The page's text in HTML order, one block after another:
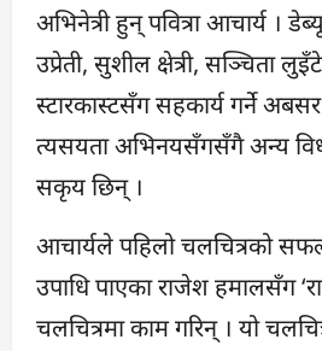
अभिनेत्री हुन् पवित्रा आचार्य ।
उप्रेती, सुशील क्षेत्री, सञ्चिता
स्टारकास्टसँग सहकार्य गर्ने
त्यसयता अभिनयसँगसँगै अन्य
सकृय छिन् ।
आचार्यले पहिलो चलचित्रको
उपाधि पाएका राजेश हमालसँग
चलचित्रमा काम गरिन् । यो